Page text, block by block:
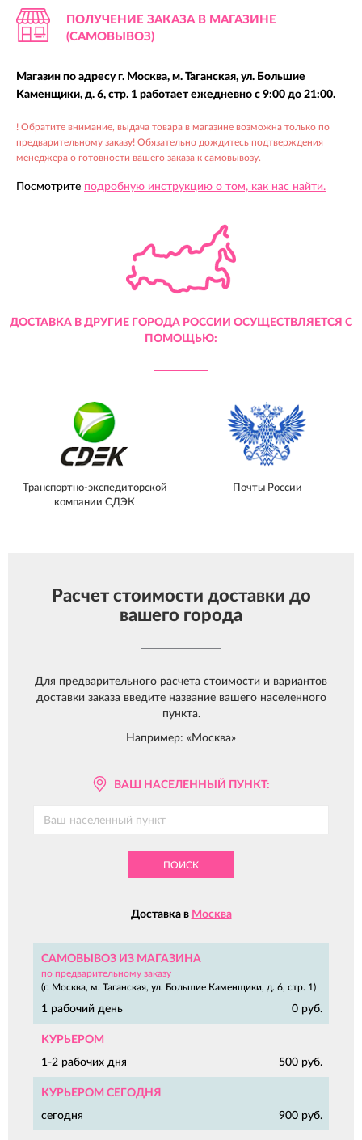
ПОЛУЧЕНИЕ ЗАКАЗА В МАГАЗИНЕ
(САМОВЫВОЗ)
Магазин по адресу г. Москва, м. Таганская, ул. Большие
Каменщики, д. 6, стр. 1 работает ежедневно с 9:00 до 21:00.
! Обратите внимание, выдача товара в магазине возможна только по
предварительному заказу! Обязательно дождитесь подтверждения
менеджера о готовности вашего заказа к самовывозу.
Посмотрите подробную инструкцию о том, как нас найти.
ДОСТАВКА В ДРУГИЕ ГОРОДА РОССИИ ОСУЩЕСТВЛЯЕТСЯ С
ПОМОЩЬЮ:
Транспортно-экспедиторской
компании СДЭК
Почты России
Расчет стоимости доставки до
вашего города
Для предварительного расчета стоимости и вариантов
доставки заказа введите название вашего населенного
пункта.
Например: «Москва»
ВАШ НАСЕЛЕННЫЙ ПУНКТ:
ПОИСК
Доставка в Москва
САМОВЫВОЗ ИЗ МАГАЗИНА
по предварительному заказу
(г. Москва, м. Таганская, ул. Большие Каменщики, д. 6, стр. 1)
1 рабочий день 0 руб.
КУРЬЕРОМ
1-2 рабочих дня
500 руб.
КУРЬЕРОМ СЕГОДНЯ
сегодня
900 руб.